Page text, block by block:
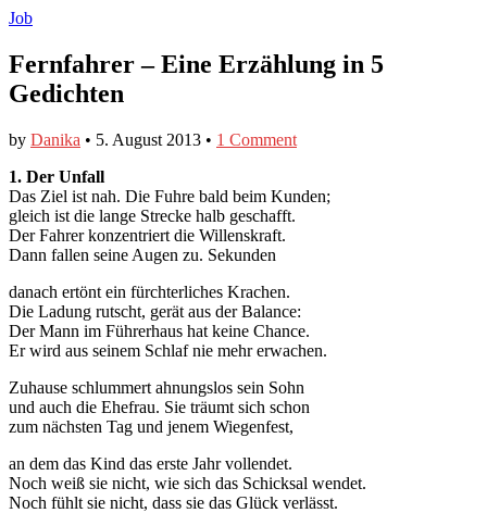
Job
Fernfahrer – Eine Erzählung in 5
Gedichten
by Danika • 5. August 2013 • 1 Comment
1. Der Unfall
Das Ziel ist nah. Die Fuhre bald beim Kunden;
gleich ist die lange Strecke halb geschafft.
Der Fahrer konzentriert die Willenskraft.
Dann fallen seine Augen zu. Sekunden
danach ertönt ein fürchterliches Krachen.
Die Ladung rutscht, gerät aus der Balance:
Der Mann im Führerhaus hat keine Chance.
Er wird aus seinem Schlaf nie mehr erwachen.
Zuhause schlummert ahnungslos sein Sohn
und auch die Ehefrau. Sie träumt sich schon
zum nächsten Tag und jenem Wiegenfest,
an dem das Kind das erste Jahr vollendet.
Noch weiß sie nicht, wie sich das Schicksal wendet.
Noch fühlt sie nicht, dass sie das Glück verlässt.